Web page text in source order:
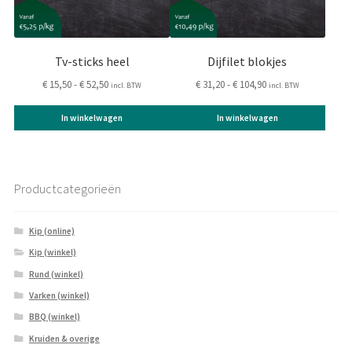
Tv-sticks heel
€ 15,50-€52,50Prijsklasse:
tot
€ 52,50
incl. BTW
In winkelwagen
kan
gekozen
worden
productpagina
Dijfilet blokjes
€31,20-€104,90Prijsklasse:
tot
€ 104,90
incl. BTW
In winkelwagen
kan
gekozen
worden
productpagina
Productcategorieën
Kip (online)
Kip (winkel)
Rund (winkel)
Varken (winkel)
BBQ (winkel)
Kruiden & overige